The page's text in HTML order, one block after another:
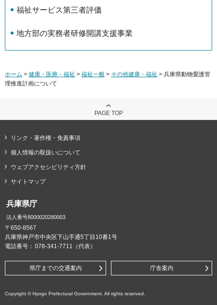
福祉サービス第三者評価
地方部の実務者研修開講支援事業
ホーム > 健康・医療・福祉 > 福祉一般 > その他健康・福祉 > 兵庫県動物愛護管
理推進計画について
PAGE TOP
リンク・著作権・免責事項
個人情報の取扱いについて
ウェブアクセシビリティ方針
サイトマップ
兵庫県庁
法人番号8000020280003
〒650-8567
兵庫県神戸市中央区下山手通5丁目10番1号
電話番号： 078-341-7711（代表）
県庁までの交通案内 庁舎案内
Copyright © Hyogo Prefectural Government. All rights reserved.